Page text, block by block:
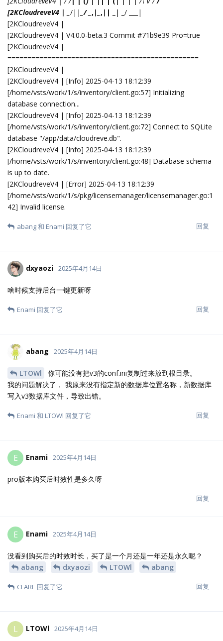
[2KCloudreveV4 | _ /| |_/ _ , |_ , | | _
| _/ ___|
[2KCloudreveV4 |
[2KCloudreveV4 | V4.0.0-beta.3 Commit #71b9e39 Pro=true
[2KCloudreveV4 |
================================================
[2KCloudreveV4 |
[2KCloudreveV4 | [Info] 2025-04-13 18:12:39
[/home/vsts/work/1/s/inventory/client.go:57] Initializing
database connection...
[2KCloudreveV4 | [Info] 2025-04-13 18:12:39
[/home/vsts/work/1/s/inventory/client.go:72] Connect to SQLite
database "/app/data/cloudreve.db".
[2KCloudreveV4 | [Info] 2025-04-13 18:12:39
[/home/vsts/work/1/s/inventory/client.go:48] Database schema
is up to date.
[2KCloudreveV4 | [Error] 2025-04-13 18:12:39
[/home/vsts/work/1/s/pkg/licensemanager/licensemanager.go:1
42] Invalid license.
回复
abang和 Enami 回复了它
dxyaozi 2025年4月14日
啥时候支持后台一键更新呀
回复
Enami 回复了它
abang 2025年4月14日
LTOWl
你可能没有把v3的conf.ini复制过来放到根目录。
我的问题解决了， 我原来没有指定新的数据库位置名称，新数据库
写入v3数据库文件，导致出错。
回复
Enami 和 LTOWl 回复了它
E Enami 2025年4月14日
pro版本购买后时效性是多久呀
回复
E Enami 2025年4月14日
没看到购买后的时效时长，买了是一个月还是一年还是永久呢？
abang
dxyaozi LTOWl abang
回复
CLARE 回复了它
L LTOWl 2025年4月14日